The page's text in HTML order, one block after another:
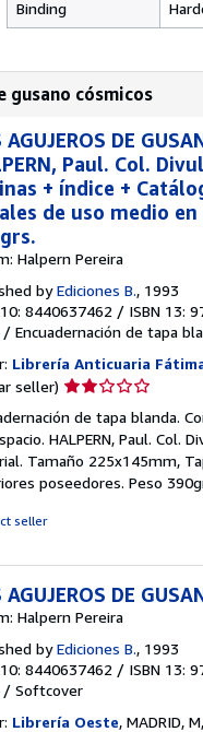
Binding
gusano cósmicos
AGUJEROS DE
Paul. Col.
+ índice +
de uso medio
Halpern Pereira
byEdiciones B., 1993
10: 8440637462 / ISBN 13:
/ Encuadernación de tapa
Librería Anticuaria
seller) Seller
2
out
of
5
de tapa blanda.
HALPERN, Paul. Col.
Tamaño 225x145mm,
poseedores. Peso
seller
AGUJEROS DE
Halpern Pereira
byEdiciones B., 1993
10: 8440637462 / ISBN 13:
/ Softcover
Librería Oeste, MADRID,